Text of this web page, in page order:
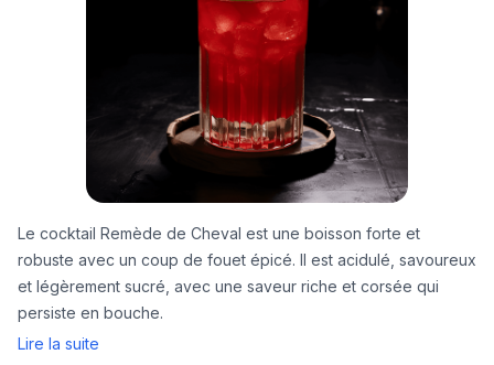
Le cocktail Remède de Cheval est une boisson forte et
robuste avec un coup de fouet épicé. Il est acidulé, savoureux
et légèrement sucré, avec une saveur riche et corsée qui
persiste en bouche.
Lire la suite